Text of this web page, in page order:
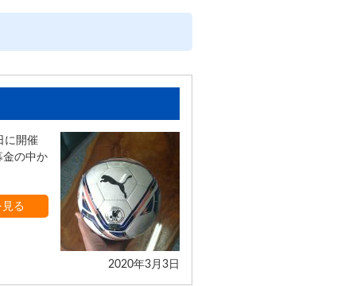
に開催
金の中か
る
2020年3月3日